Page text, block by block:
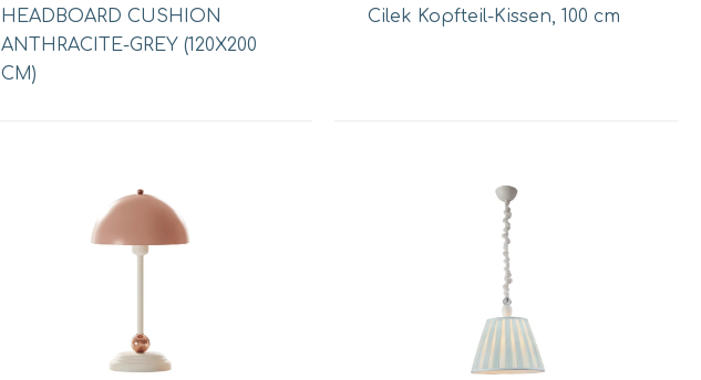
HEADBOARD CUSHION
ANTHRACITE-GREY (120X200
CM)
Cilek Kopfteil-Kissen, 100 cm